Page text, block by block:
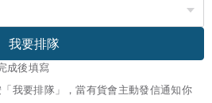
我要排隊
成後填寫
我要排隊」，當有貨會主動發信通知你